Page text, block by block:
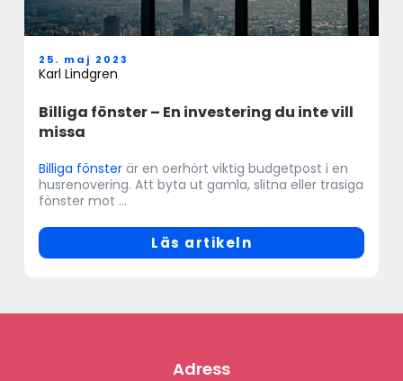
Billiga fönster – En investering du inte vill
missa
25. maj 2023
Karl Lindgren
Billiga fönster är en oerhört viktig budgetpost i en
husrenovering. Att byta ut gamla, slitna eller trasiga
fönster mot ...
Läs artikeln
Adress